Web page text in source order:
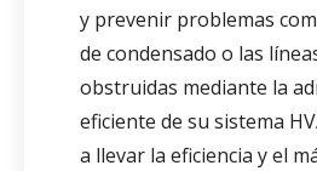
y prevenir problemas
de condensado o las
obstruidas mediante la
eficiente de su sistema
a llevar la eficiencia y el